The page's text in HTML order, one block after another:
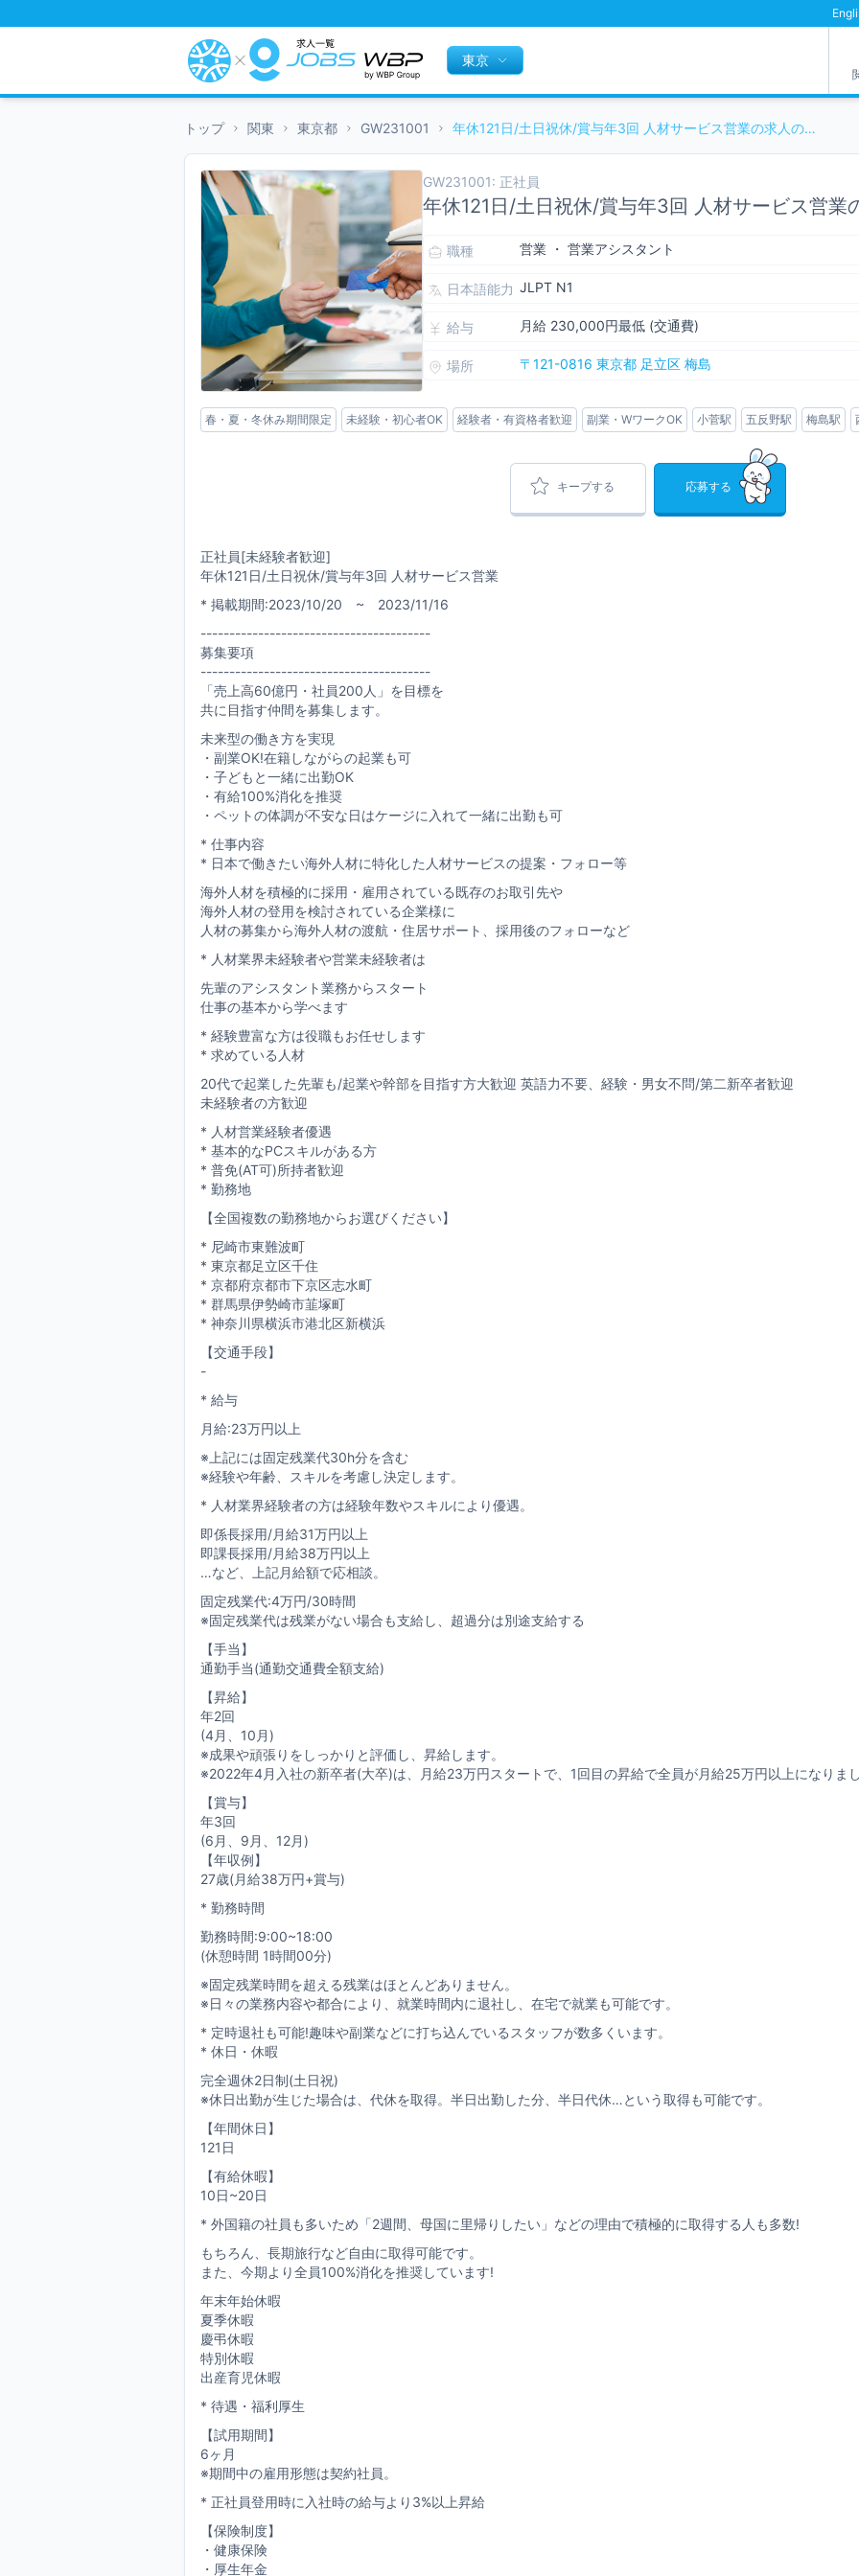
東京
トップ 関東 東京都 GW231001 年休121日/土日祝休/賞与年3回 人材サービス営業の求人の詳細
GW231001: 正社員
年休121日/土日祝休/賞与年3回 人材サービス営業
職種 営業 ・ 営業アシスタント
日本語能力 JLPT N1
給与 月給 230,000円最低 (交通費)
場所 〒121-0816 東京都 足立区 梅島
春・夏・冬休み期間限定 未経験・初心者OK 経験者・有資格者歓迎 副業・WワークOK 小菅駅 五反野駅 梅島駅
キープする 応募する
正社員[未経験者歓迎]
年休121日/土日祝休/賞与年3回 人材サービス営業
* 掲載期間:2023/10/20 ~ 2023/11/16
----------------------------------------
募集要項
----------------------------------------
「売上高60億円・社員200人」を目標を
共に目指す仲間を募集します。
未来型の働き方を実現
・副業OK!在籍しながらの起業も可
・子どもと一緒に出勤OK
・有給100%消化を推奨
・ペットの体調が不安な日はケージに入れて一緒に出勤も可
* 仕事内容
* 日本で働きたい海外人材に特化した人材サービスの提案・フォロー等
海外人材を積極的に採用・雇用されている既存のお取引先や
海外人材の登用を検討されている企業様に
人材の募集から海外人材の渡航・住居サポート、採用後のフォローなど
* 人材業界未経験者や営業未経験者は
先輩のアシスタント業務からスタート
仕事の基本から学べます
* 経験豊富な方は役職もお任せします
* 求めている人材
20代で起業した先輩も/起業や幹部を目指す方大歓迎 英語力不要、経験・男女不問/第二新卒者歓迎
未経験者の方歓迎
* 人材営業経験者優遇
* 基本的なPCスキルがある方
* 普免(AT可)所持者歓迎
* 勤務地
【全国複数の勤務地からお選びください】
* 尼崎市東難波町
* 東京都足立区千住
* 京都府京都市下京区志水町
* 群馬県伊勢崎市韮塚町
* 神奈川県横浜市港北区新横浜
【交通手段】
-
* 給与
月給:23万円以上
※上記には固定残業代30h分を含む
※経験や年齢、スキルを考慮し決定します。
* 人材業界経験者の方は経験年数やスキルにより優遇。
即係長採用/月給31万円以上
即課長採用/月給38万円以上
…など、上記月給額で応相談。
固定残業代:4万円/30時間
※固定残業代は残業がない場合も支給し、超過分は別途支給する
【手当】
通勤手当(通勤交通費全額支給)
【昇給】
年2回
(4月、10月)
※成果や頑張りをしっかりと評価し、昇給します。
※2022年4月入社の新卒者(大卒)は、月給23万円スタートで、1回目の昇給で全員が月給25万円以上になりま
【賞与】
年3回
(6月、9月、12月)
【年収例】
27歳(月給38万円+賞与)
* 勤務時間
勤務時間:9:00~18:00
(休憩時間 1時間00分)
※固定残業時間を超える残業はほとんどありません。
※日々の業務内容や都合により、就業時間内に退社し、在宅で就業も可能です。
* 定時退社も可能!趣味や副業などに打ち込んでいるスタッフが数多くいます。
* 休日・休暇
完全週休2日制(土日祝)
※休日出勤が生じた場合は、代休を取得。半日出勤した分、半日代休…という取得も可能です。
【年間休日】
121日
【有給休暇】
10日~20日
* 外国籍の社員も多いため「2週間、母国に里帰りしたい」などの理由で積極的に取得する人も多数!
もちろん、長期旅行など自由に取得可能です。
また、今期より全員100%消化を推奨しています!
年末年始休暇
夏季休暇
慶弔休暇
特別休暇
出産育児休暇
* 待遇・福利厚生
【試用期間】
6ヶ月
※期間中の雇用形態は契約社員。
* 正社員登用時に入社時の給与より3%以上昇給
【保険制度】
・健康保険
・厚生年金